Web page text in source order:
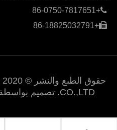
+86-0750-7817651
+86-18825032791
CO.,LTD. تصميم بواسطة ：